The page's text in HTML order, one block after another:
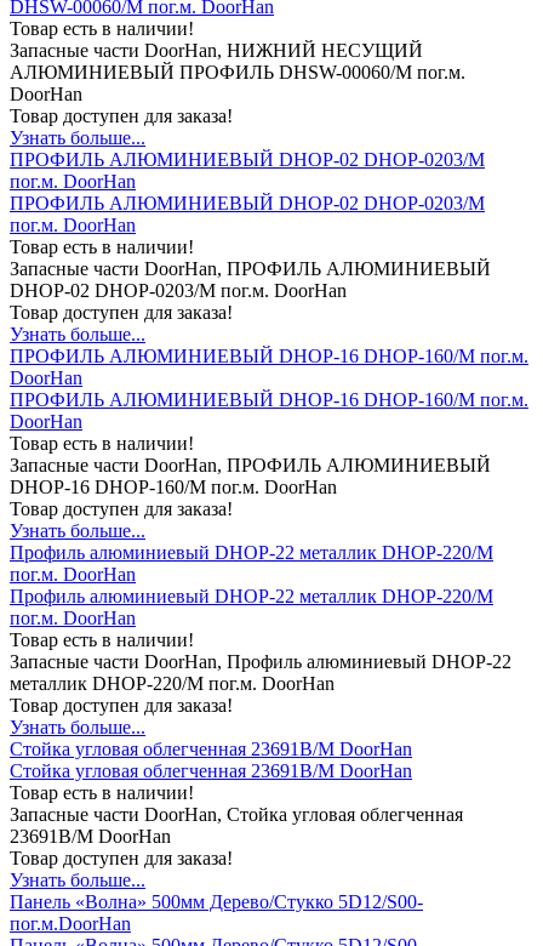
DHSW-00060/M пог.м. DoorHan
Товар есть в наличии!
Запасные части DoorHan, НИЖНИЙ НЕСУЩИЙ
АЛЮМИНИЕВЫЙ ПРОФИЛЬ DHSW-00060/M пог.м.
DoorHan
Товар доступен для заказа!
Узнать больше...
ПРОФИЛЬ АЛЮМИНИЕВЫЙ DHOP-02 DHOP-0203/M
пог.м. DoorHan
ПРОФИЛЬ АЛЮМИНИЕВЫЙ DHOP-02 DHOP-0203/M
пог.м. DoorHan
Товар есть в наличии!
Запасные части DoorHan, ПРОФИЛЬ АЛЮМИНИЕВЫЙ
DHOP-02 DHOP-0203/M пог.м. DoorHan
Товар доступен для заказа!
Узнать больше...
ПРОФИЛЬ АЛЮМИНИЕВЫЙ DHOP-16 DHOP-160/M пог.м.
DoorHan
ПРОФИЛЬ АЛЮМИНИЕВЫЙ DHOP-16 DHOP-160/M пог.м.
DoorHan
Товар есть в наличии!
Запасные части DoorHan, ПРОФИЛЬ АЛЮМИНИЕВЫЙ
DHOP-16 DHOP-160/M пог.м. DoorHan
Товар доступен для заказа!
Узнать больше...
Профиль алюминиевый DHOP-22 металлик DHOP-220/M
пог.м. DoorHan
Профиль алюминиевый DHOP-22 металлик DHOP-220/M
пог.м. DoorHan
Товар есть в наличии!
Запасные части DoorHan, Профиль алюминиевый DHOP-22
металлик DHOP-220/M пог.м. DoorHan
Товар доступен для заказа!
Узнать больше...
Стойка угловая облегченная 23691B/M DoorHan
Стойка угловая облегченная 23691B/M DoorHan
Товар есть в наличии!
Запасные части DoorHan, Стойка угловая облегченная
23691B/M DoorHan
Товар доступен для заказа!
Узнать больше...
Панель «Волна» 500мм Дерево/Стукко 5D12/S00-
пог.м.DoorHan